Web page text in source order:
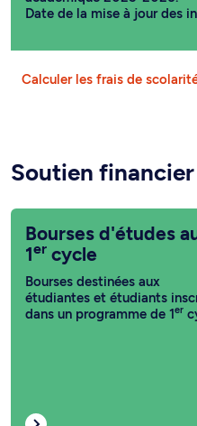
Date de la mise à jour des
Calculer les frais de
Soutien
Bourses d'études
1er cycle
Bourses destinées aux
étudiantes et étudiants
dans un programme de 1er